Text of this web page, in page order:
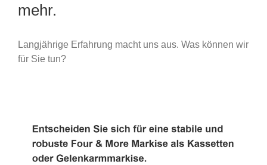
mehr.
Langjährige Erfahrung macht uns aus. Was können wir
für Sie tun?